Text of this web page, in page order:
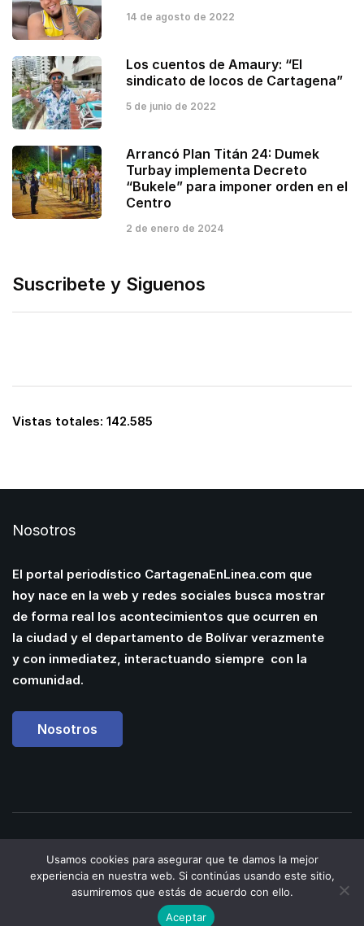
14 de agosto de 2022
Los cuentos de Amaury: “El
sindicato de locos de Cartagena”
5 de junio de 2022
Arrancó Plan Titán 24: Dumek
Turbay implementa Decreto
“Bukele” para imponer orden en el
Centro
2 de enero de 2024
Suscribete y Siguenos
Vistas totales: 142.585
Nosotros
El portal periodístico CartagenaEnLinea.com que
hoy nace en la web y redes sociales busca mostrar
de forma real los acontecimientos que ocurren en
la ciudad y el departamento de Bolívar verazmente
y con inmediatez, interactuando siempre con la
comunidad.
Nosotros
Cassiani| Web Designer &
Developer
Usamos cookies para asegurar que te damos la mejor
experiencia en nuestra web. Si continúas usando este sitio,
asumiremos que estás de acuerdo con ello.
Aceptar